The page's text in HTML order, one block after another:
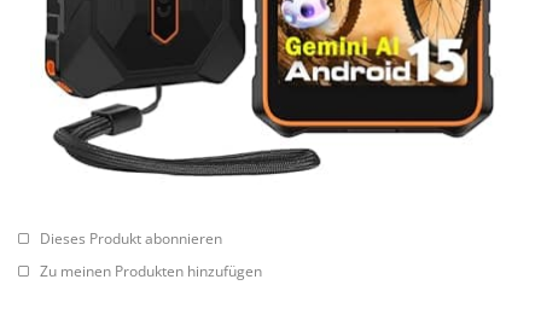
Dieses Produkt abonnieren
Zu meinen Produkten hinzufügen